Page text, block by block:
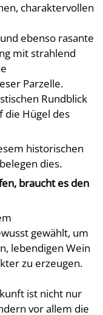
charaktervollen
ebenso rasante
mit strahlend
Parzelle.
Rundblick
die Hügel des
historischen
dies.
braucht es den
gewählt, um
lebendigen Wein
zu erzeugen.
ist nicht nur
vor allem die